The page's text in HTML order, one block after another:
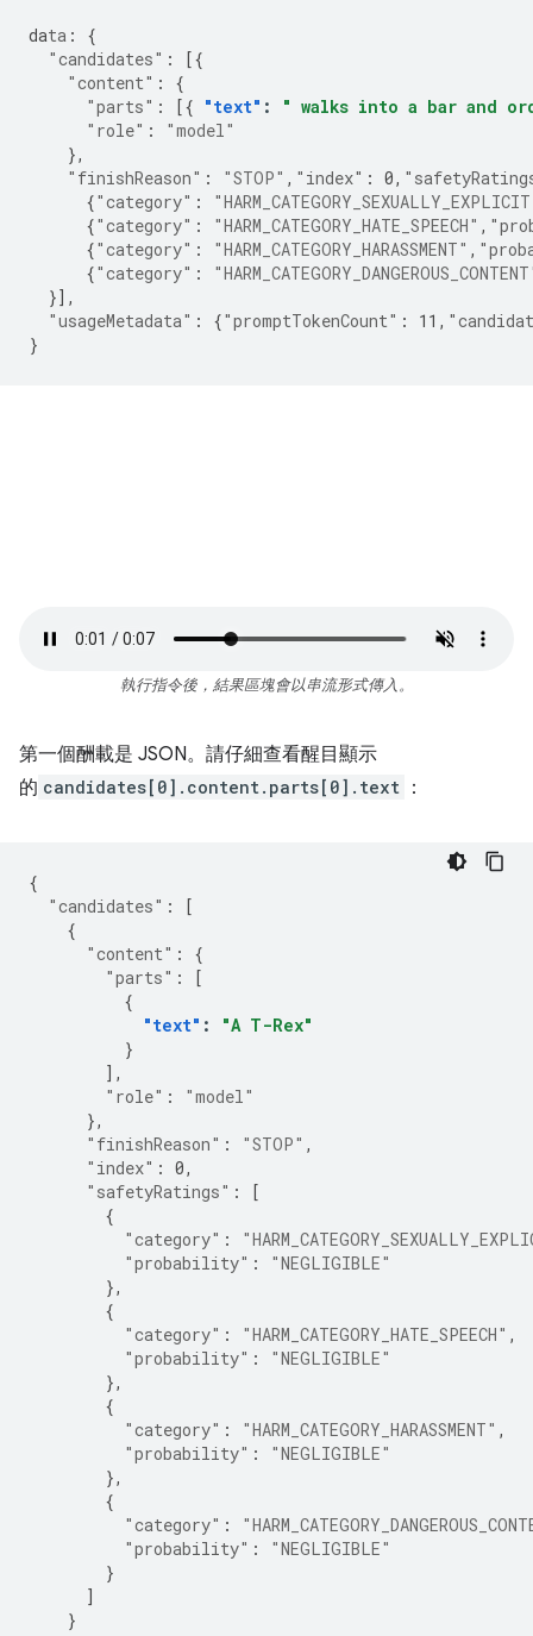
data :
{
"candidates" :
[{
"content" :
{
"parts" : [{ "text" :
" walks into a bar and
"role" :
"model"
},
"finishReason" : "STOP" , "index" : 0,
{"category" :
{"category" : "HARM_CATEGORY_HATE_SPEECH" ,
{"category" : "HARM_CATEGORY_HARASSMENT" ,
{"category" :
}],
"usageMetadata" : {"promptTokenCount" : 11 ,
}
執行指令後，結果區塊會以串流形式傳入。
第一個酬載是 JSON。請仔細查看醒目顯示
的 candidates[0].content.parts[0].text ：
{
"candidates" :
[
{
"content" :
{
"parts" :
[
{
"text" :
"A T-Rex"
}
],
"role" :
"model"
},
"finishReason" : "STOP" ,
"index" : 0,
"safetyRatings" :
[
{
"category" :
"probability" :
"NEGLIGIBLE"
},
{
"category" : "HARM_CATEGORY_HATE_SPEECH" ,
"probability" :
"NEGLIGIBLE"
},
{
"category" : "HARM_CATEGORY_HARASSMENT" ,
"probability" :
"NEGLIGIBLE"
},
{
"category" :
"probability" :
"NEGLIGIBLE"
}
]
}